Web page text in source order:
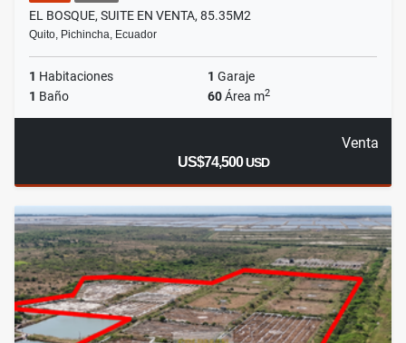
EL BOSQUE, SUITE EN VENTA, 85.35M2
Quito, Pichincha, Ecuador
1 Habitaciones 1 Garaje
1 Baño 60Área m2
Venta
US$74,500USD